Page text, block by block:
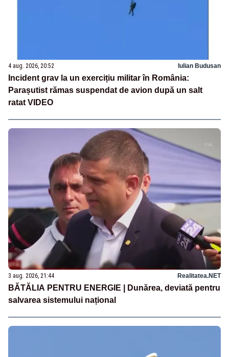
4 aug. 2026, 20:52 Iulian Budusan
Incident grav la un exercițiu militar în România:
Parașutist rămas suspendat de avion după un salt
ratat VIDEO
3 aug. 2026, 21:44 Realitatea.NET
BĂTĂLIA PENTRU ENERGIE | Dunărea, deviată pentru
salvarea sistemului național